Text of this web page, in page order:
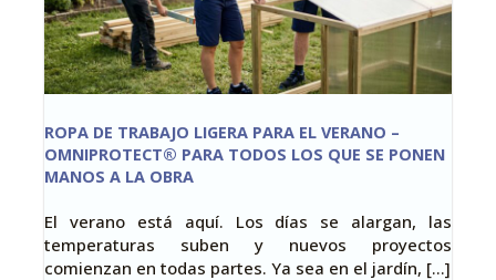
ROPA DE TRABAJO LIGERA PARA EL VERANO –
OMNIPROTECT® PARA TODOS LOS QUE SE PONEN
MANOS A LA OBRA
El verano está aquí. Los días se alargan, las
temperaturas suben y nuevos proyectos
comienzan en todas partes. Ya sea en el jardín, [...]